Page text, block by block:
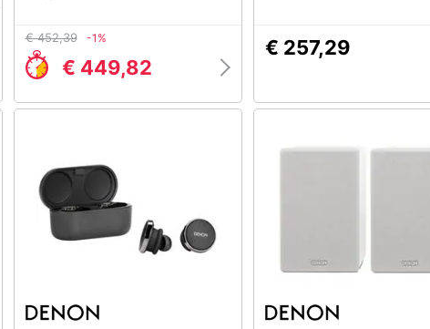
€ 452,39 -1%
€ 449,82
€ 257,29